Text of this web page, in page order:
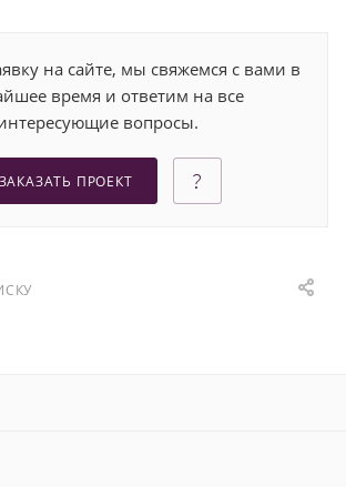
на сайте, мы свяжемся с вами в
время и ответим на все
вопросы.
ЗАКАЗАТЬ ПРОЕКТ